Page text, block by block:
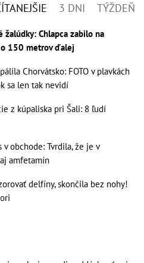
3 DNI TÝŽDEŇ
žalúdky: Chlapca zabilo na
150 metrov ďalej
Chorvátsko: FOTO v plavkách
sa len tak nevidí
z kúpaliska pri Šali: 8 ľudí
obchode: Tvrdila, že je v
amfetamín
delfíny, skončila bez nohy!